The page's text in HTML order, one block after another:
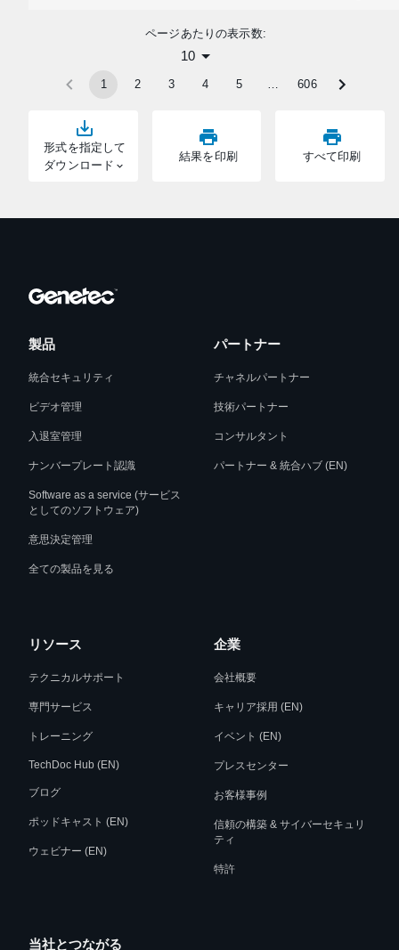
形式を指定して
ダウンロード
結果を印刷 すべて印刷
ページあたりの表示数:
10
1 2 3 4 5 … 606
製品
統合セキュリティ
ビデオ管理
入退室管理
ナンバープレート認識
Software as a service (サービス
としてのソフトウェア)
意思決定管理
全ての製品を見る
パートナー
チャネルパートナー
技術パートナー
コンサルタント
パートナー & 統合ハブ (EN)
リソース
テクニカルサポート
専門サービス
トレーニング
TechDoc Hub (EN)
ブログ
ポッドキャスト (EN)
ウェビナー (EN)
企業
会社概要
キャリア採用 (EN)
イベント (EN)
プレスセンター
お客様事例
信頼の構築 & サイバーセキュリ
ティ
特許
当社とつながる